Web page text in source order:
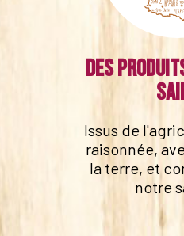
Des
Issus de
raisonnée,
la terre, et
notre